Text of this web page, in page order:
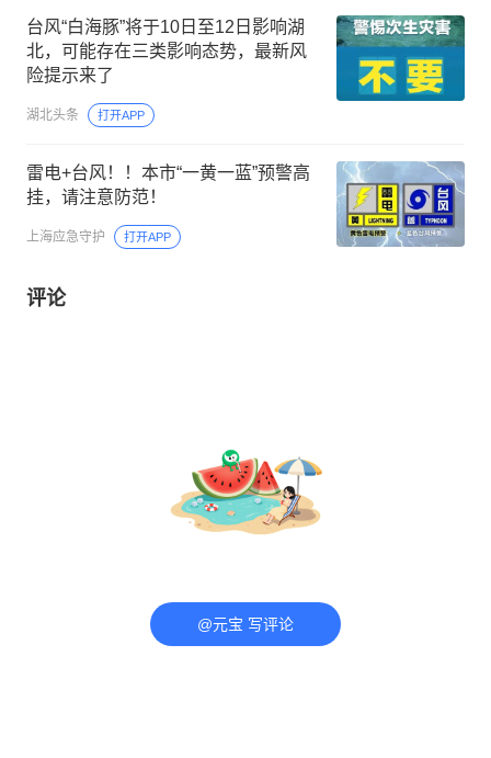
台风“白海豚”将于10日至12日影响湖
北，可能存在三类影响态势，最新风
险提示来了
湖北头条 打开APP
雷电+台风！！本市“一黄一蓝”预警高
挂，请注意防范！
上海应急守护 打开APP
评论
@元宝 写评论